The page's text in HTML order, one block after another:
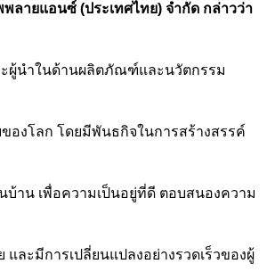
ลายแอนซ์ (ประเทศไทย) จำกัด กล่าวว่า
ะผู้นำในด้านผลิตภัณฑ์และนวัตกรรม
องโลก โดยมีพันธกิจในการสร้างสรรค์
บ้าน เพื่อความเป็นอยู่ที่ดี ตอบสนองความ
ละมีการเปลี่ยนแปลงอย่างรวดเร็วของผู้